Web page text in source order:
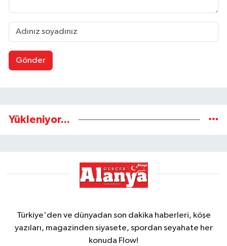
Gönder
Yükleniyor...
Türkiye'den ve dünyadan son dakika haberleri, köşe
yazıları, magazinden siyasete, spordan seyahate her
konuda Flow!